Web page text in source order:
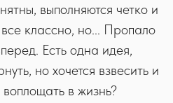
выполняются четко и
классно, но... Пропало
Есть одна идея,
но хочется взвесить и
в жизнь?